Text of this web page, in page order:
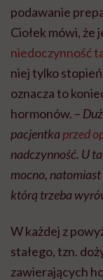
podawanie
Ciołek mówi, że
niedoczynność
niej tylko
oznacza to
hormonów. –
pacjentka przed
nadczynność. U
mocno,
którą trzeba
W każdej z
stałego, tzn.
zawierających